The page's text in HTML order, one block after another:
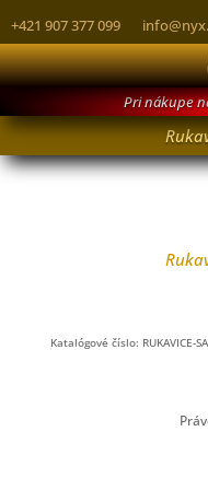
+421 907 377 099
Pri nákupe
Katalógové číslo: RUKAVICE-